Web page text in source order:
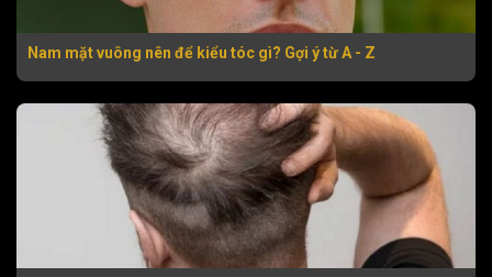
Nam mặt vuông nên để kiểu tóc gì? Gợi ý từ A - Z